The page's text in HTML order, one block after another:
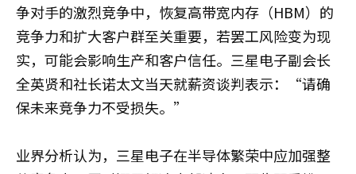
争对手的激烈竞争中，恢复高带宽内存（HBM）的
竞争力和扩大客户群至关重要，若罢工风险变为现
实，可能会影响生产和客户信任。三星电子副会长
全英贤和社长诺太文当天就薪资谈判表示：“请确
保未来竞争力不受损失。”
业界分析认为，三星电子在半导体繁荣中应加强整